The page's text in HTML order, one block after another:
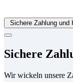
Sichere Zahlung und
Sichere
Wir wickeln unsere